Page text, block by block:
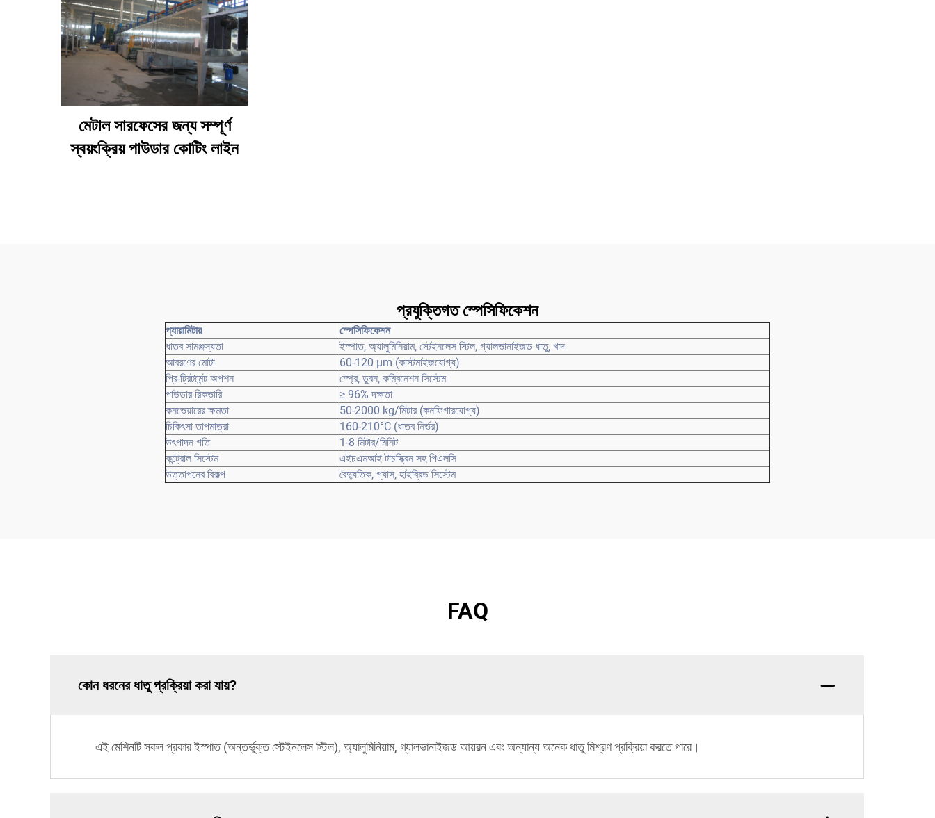
মেটাল সারফেসের জন্য সম্পূর্ণ
স্বয়ংক্রিয় পাউডার কোটিং লাইন
প্রযুক্তিগত স্পেসিফিকেশন
প্যারামিটার
স্পেসিফিকেশন
ধাতব সামঞ্জস্যতা
ইস্পাত, অ্যালুমিনিয়াম, স্টেইনলেস স্টিল, গ্যালভানাইজড ধাতু, খাদ
আবরণের মোটা
60-120 μm (কাস্টমাইজযোগ্য)
প্রি-ট্রিটমেন্ট অপশন
স্প্রে, ডুবন, কম্বিনেশন সিস্টেম
পাউডার রিকভারি
≥ 96% দক্ষতা
কনভেয়ারের ক্ষমতা
50-2000 kg/মিটার (কনফিগারযোগ্য)
চিকিৎসা তাপমাত্রা
160-210°C (ধাতব নির্ভর)
উৎপাদন গতি
1-8 মিটার/মিনিট
কন্ট্রোল সিস্টেম
এইচএমআই টাচস্ক্রিন সহ পিএলসি
উত্তাপনের বিকল্প
বৈদ্যুতিক, গ্যাস, হাইব্রিড সিস্টেম
FAQ
কোন ধরনের ধাতু প্রক্রিয়া করা যায়?
এই মেশিনটি সকল প্রকার ইস্পাত (অন্তর্ভুক্ত স্টেইনলেস স্টিল), অ্যালুমিনিয়াম, গ্যালভানাইজড আয়রন এবং অন্যান্য অনেক ধাতু মিশ্রণ প্রক্রিয়া করতে পারে।